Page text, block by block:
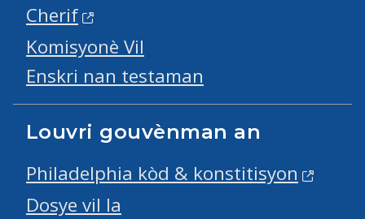
Cherif
Komisyonè Vil
Enskri nan testaman
Louvri gouvènman an
Philadelphia kòd & konstitisyon
Dosye vil la